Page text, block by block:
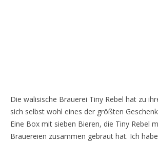
Die walisische Brauerei Tiny Rebel hat zu
sich selbst wohl eines der größten
Eine Box mit sieben Bieren, die Tiny Rebel
Brauereien zusammen gebraut hat. Ich